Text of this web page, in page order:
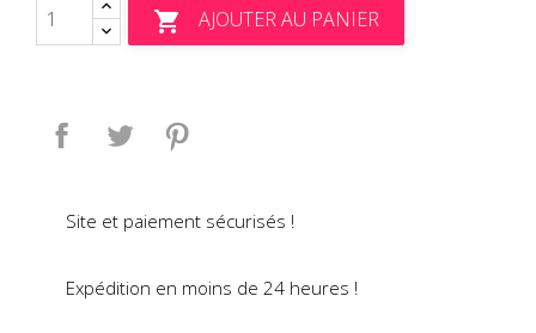
 AJOUTER AU PANIER
Partager Tweet
Site et paiement sécurisés !
Expédition en moins de 24 heures !